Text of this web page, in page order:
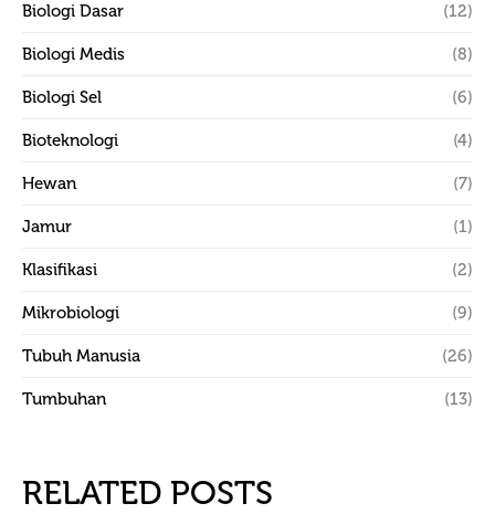
Biologi Dasar (12)
Biologi Medis (8)
Biologi Sel (6)
Bioteknologi (4)
Hewan (7)
Jamur (1)
Klasifikasi (2)
Mikrobiologi (9)
Tubuh Manusia (26)
Tumbuhan (13)
RELATED POSTS